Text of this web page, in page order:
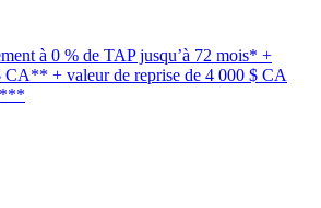
à 0 % de TAP jusqu’à 72 mois* +
+ valeur de reprise de 4 000 $ CA